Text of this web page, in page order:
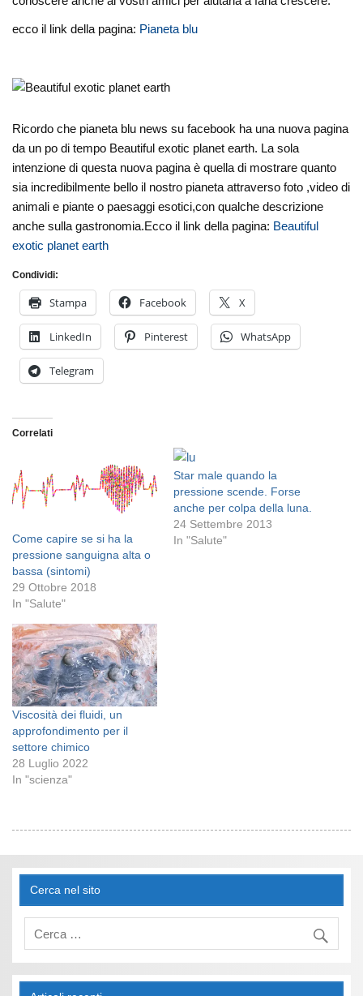
ecco il link della pagina: Pianeta blu
Ricordo che pianeta blu news su facebook ha una nuova pagina
da un po di tempo Beautiful exotic planet earth. La sola
intenzione di questa nuova pagina è quella di mostrare quanto
sia incredibilmente bello il nostro pianeta attraverso foto ,video di
animali e piante o paesaggi esotici,con qualche descrizione
anche sulla gastronomia.Ecco il link della pagina: Beautiful
exotic planet earth
Condividi:
Stampa Facebook X
LinkedIn Pinterest WhatsApp
Telegram
Correlati
Come capire se si ha la
pressione sanguigna alta o
bassa (sintomi)
29 Ottobre 2018
In "Salute"
Star male quando la
pressione scende. Forse
anche per colpa della luna.
24 Settembre 2013
In "Salute"
Viscosità dei fluidi, un
approfondimento per il
settore chimico
28 Luglio 2022
In "scienza"
Cerca nel sito